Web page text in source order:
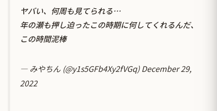
ヤバい、何周も見てられる…
年の瀬も押し迫ったこの時期に何してくれるんだ、
この時間泥棒
— みやちん (@y1s5GFb4Xy2fVGq)December 29,
2022